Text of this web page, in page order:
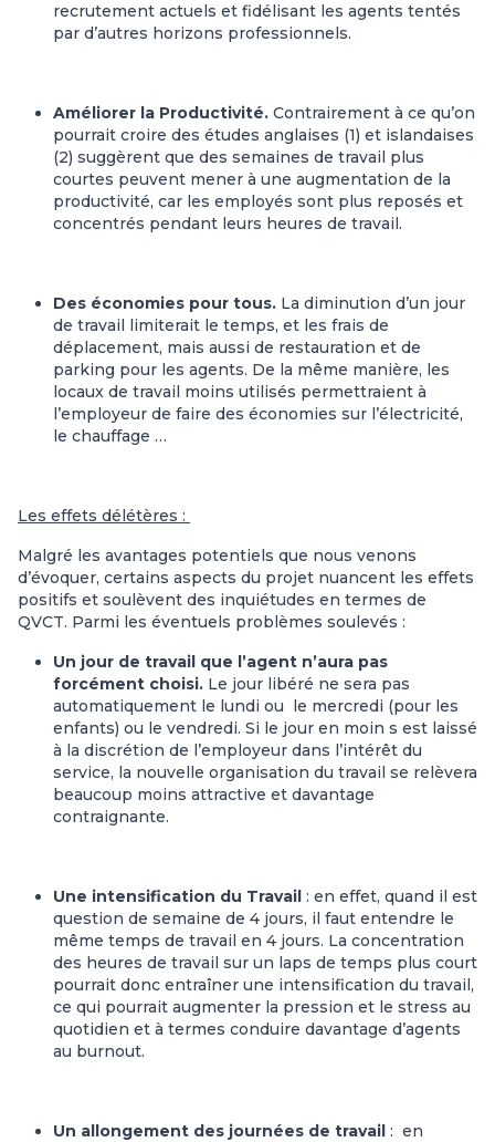
recrutement actuels et fidélisant les agents tentés
par d’autres horizons professionnels.
Améliorer la Productivité. Contrairement à ce qu’on
pourrait croire des études anglaises (1) et islandaises
(2) suggèrent que des semaines de travail plus
courtes peuvent mener à une augmentation de la
productivité, car les employés sont plus reposés et
concentrés pendant leurs heures de travail.
Des économies pour tous. La diminution d’un jour
de travail limiterait le temps, et les frais de
déplacement, mais aussi de restauration et de
parking pour les agents. De la même manière, les
locaux de travail moins utilisés permettraient à
l’employeur de faire des économies sur l’électricité,
le chauffage …
Les effets délétères :
Malgré les avantages potentiels que nous venons
d’évoquer, certains aspects du projet nuancent les effets
positifs et soulèvent des inquiétudes en termes de
QVCT. Parmi les éventuels problèmes soulevés :
Un jour de travail que l’agent n’aura pas
forcément choisi. Le jour libéré ne sera pas
automatiquement le lundi ou le mercredi (pour les
enfants) ou le vendredi. Si le jour en moin s est laissé
à la discrétion de l’employeur dans l’intérêt du
service, la nouvelle organisation du travail se relèvera
beaucoup moins attractive et davantage
contraignante.
Une intensification du Travail : en effet, quand il est
question de semaine de 4 jours, il faut entendre le
même temps de travail en 4 jours. La concentration
des heures de travail sur un laps de temps plus court
pourrait donc entraîner une intensification du travail,
ce qui pourrait augmenter la pression et le stress au
quotidien et à termes conduire davantage d’agents
au burnout.
Un allongement des journées de travail : en